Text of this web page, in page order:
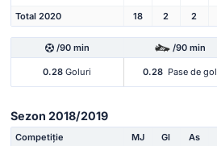
Total 2020 18 2 2
/90 min /90 min
0.28 Goluri 0.28 Pase de gol
Sezon 2018/2019
Competiție MJ Gl As